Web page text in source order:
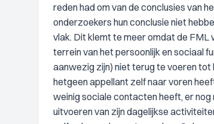
reden had om van de conclusies van
onderzoekers hun conclusie niet
vlak. Dit klemt te meer omdat de FML
terrein van het persoonlijk en sociaal
aanwezig zijn) niet terug te voeren tot
hetgeen appellant zelf naar voren
weinig sociale contacten heeft, er
uitvoeren van zijn dagelijkse